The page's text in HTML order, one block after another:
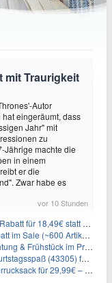
mit Traurigkeit
Autor
eingeräumt, dass
Jahr" mit
zu
Jährige machte die
in einem
er die
Zwar habe es
vor 10 Stunden
29,50€ – einlösbar bis Dezember
(~600 Artikel zur Auswahl)
Hotel (Bad Oeynhausen) ab 89€ p.P.
(43305) für 29,10€
für 29,99€ – Amber-maple